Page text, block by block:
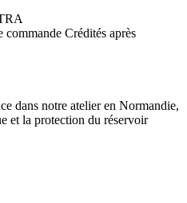
commande Crédités après
dans notre atelier en Normandie,
et la protection du réservoir